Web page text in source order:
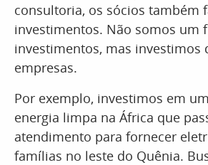
consultoria, os sócios também
investimentos. Não somos um
investimentos, mas investimos
empresas.
Por exemplo, investimos em
energia limpa na África que
atendimento para fornecer
famílias no leste do Quênia.